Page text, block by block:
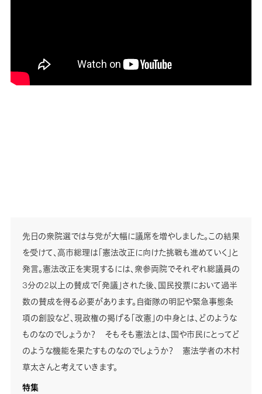
先日の衆院選では与党が大幅に議席を増やしました。この結果
を受けて、高市総理は「憲法改正に向けた挑戦も進めていく」と
発言。憲法改正を実現するには、衆参両院でそれぞれ総議員の
3分の2以上の賛成で「発議」された後、国民投票において過半
数の賛成を得る必要があります。自衛隊の明記や緊急事態条
項の創設など、現政権の掲げる「改憲」の中身とは、どのような
ものなのでしょうか？ そもそも憲法とは、国や市民にとってど
のような機能を果たすものなのでしょうか？ 憲法学者の木村
草太さんと考えていきます。
特集